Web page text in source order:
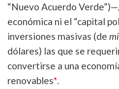
“Nuevo Acuerdo
económica ni el “capital
inversiones masivas (de
dólares) las que se
convertirse a una
renovables*.